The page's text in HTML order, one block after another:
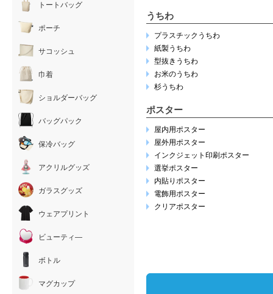
うちわ
プラスチックうちわ
紙製うちわ
型抜きうちわ
お米のうちわ
杉うちわ
ポスター
屋内用ポスター
屋外用ポスター
インクジェット印刷ポスター
選挙ポスター
内貼りポスター
電飾用ポスター
クリアポスター
トートバッグ
ポーチ
サコッシュ
巾着
ショルダーバッグ
バッグパック
保冷バッグ
アクリルグッズ
ガラスグッズ
ウェアプリント
ビューティ―
ボトル
マグカップ